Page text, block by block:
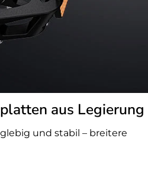
aus Legierung
und stabil – breitere